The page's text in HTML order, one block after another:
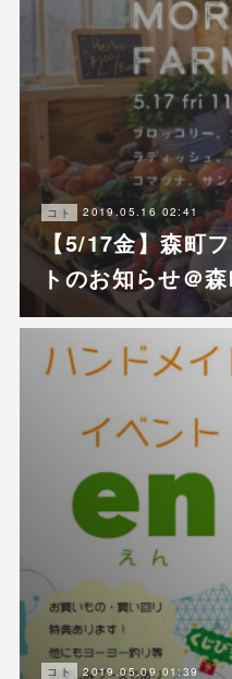
コト 2019.05.16 02:41
【5/17金】森町
トのお知らせ＠
コト 2019.05.09 01:39